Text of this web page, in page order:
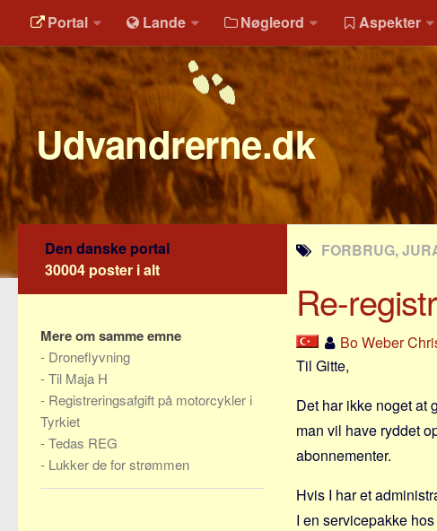
Portal Lande Nøgleord Aspekter
Udvandrerne.dk
FORBRUG,
Re-
Bo Weber
Til Gitte,
Det har ikke noget at
man vil have ryddet
abonnementer.
Hvis I har et
I en servicepakke
Den danske portal
30004 poster i alt
Mere om samme emne
- Droneflyvning
-Til Maja H
- Registreringsafgift på motorcykler i
Tyrkiet
-Tedas REG
- Lukker de for strømmen